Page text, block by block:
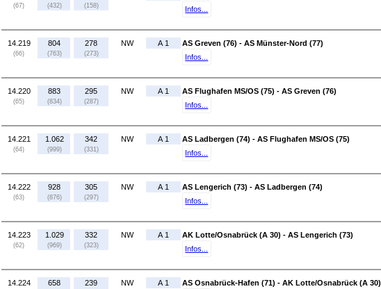
(67) (432) (158)
Infos...
14.219
(66)
804
(763)
278
(273)
NW A 1
AS Greven (76) - AS Münster-Nord (77)
Infos...
14.220
(65)
883
(834)
295
(287)
NW A 1
AS Flughafen MS/OS (75) - AS Greven (76)
Infos...
14.221
(64)
1.062
(999)
342
(331)
NW A 1
AS Ladbergen (74) - AS Flughafen MS/OS (75)
Infos...
14.222
(63)
928
(876)
305
(297)
NW A 1
AS Lengerich (73) - AS Ladbergen (74)
Infos...
14.223
(62)
1.029
(969)
332
(323)
NW A 1
AK Lotte/Osnabrück (A 30) - AS Lengerich (73)
Infos...
14.224 658 239 NW A 1
AS Osnabrück-Hafen (71) - AK Lotte/Osnabrück (A 30)